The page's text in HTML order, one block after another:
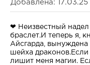
Добавлена: 17.03.25
❤ Неизвестный надел
браслет.И теперь я,
Айсгарда, вынуждена
шейха
лишит меня магии.